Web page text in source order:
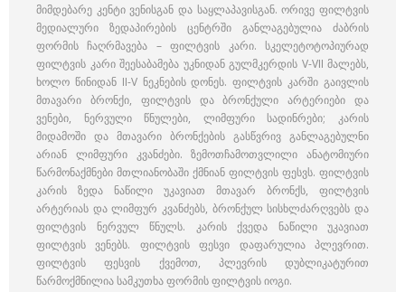
მიმდებარე კენტი ვენისგან და საყლაპავისგან. ორივე ფილტვის
მედიალური ზედაპირების ცენტრში განლაგებულია ძაბრის
ფორმის ჩაღრმავება – ფილტვის კარი. სკელეტოტოპიურად
ფილტვის კარი შეესაბამება უკნიდან გულმკერდის V-VII მალებს,
ხოლო წინიდან II-V ნეკნების დონეს. ფილტვის კარში გაივლის
მთავარი ბრონქი, ფილტვის და ბრონქული არტერიები და
ვენები, ნერვული წნულები, ლიმფური სადინრები; კარის
მიდამოში და მთავარი ბრონქების გასწვრივ განლაგებულნი
არიან ლიმფური კვანძები. ზემოთჩამოთვლილი ანატომიური
წარმონაქმნები მთლიანობაში ქმნიან ფილტვის ფესვს. ფილტვის
კარის ზედა ნაწილი უკავიათ მთავარ ბრონქს, ფილტვის
არტერიას და ლიმფურ კვანძებს, ბრონქულ სისხლძარღვებს და
ფილტვის ნერვულ წნულს. კარის ქვედა ნაწილი უკავიათ
ფილტვის ვენებს. ფილტვის ფესვი დაფარულია პლევრით.
ფილტვის ფესვის ქვემოთ, პლევრის დუბლიკატურით
წარმოქმნილია სამკუთხა ფორმის ფილტვის იოგი.